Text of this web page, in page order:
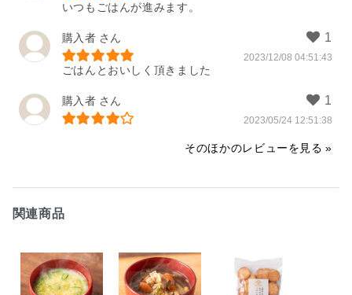
いつもごはんが進みます。
購入者
2023/12/08 04:51:43
ごはんとおいしく頂きました
購入者
2023/05/24 12:51:38
そのほかのレビューを見る
関連商品